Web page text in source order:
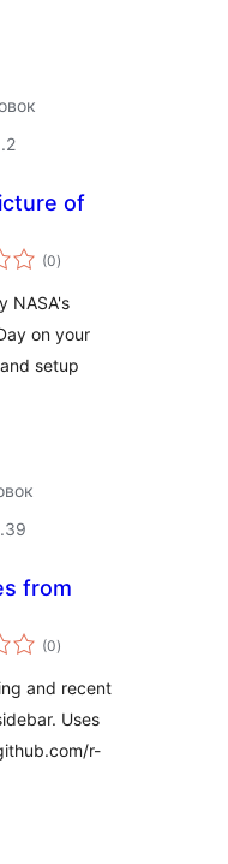
of
(0общий
рейтинг
)
NASA's
on your
setup
from
(0общий
рейтинг
)
and recent
Uses
r-